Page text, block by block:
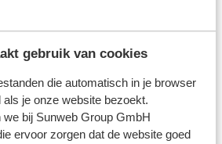
gebruik van cookies
die automatisch in je browser
je onze website bezoekt.
we bij Sunweb Group GmbH
ervoor zorgen dat de website goed
anders van vorm. In dat geval
in de supermarkt kopen.
te zijn van een geldig paspoort of
nationaliteit, dan is het